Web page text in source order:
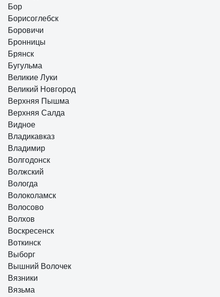
Бор
Борисоглебск
Боровичи
Бронницы
Брянск
Бугульма
Великие Луки
Великий Новгород
Верхняя Пышма
Верхняя Салда
Видное
Владикавказ
Владимир
Волгодонск
Волжский
Вологда
Волоколамск
Волосово
Волхов
Воскресенск
Воткинск
Выборг
Вышний Волочек
Вязники
Вязьма